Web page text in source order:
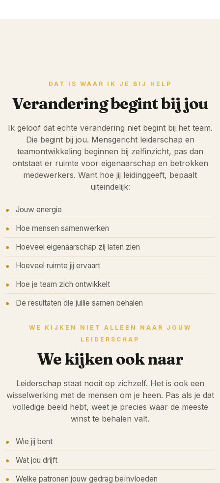
DAT IS WAAR IK JE BIJ HELP
Verandering begint bij jou
Ik geloof dat echte verandering niet begint bij het team.
Die begint bij jou. Mensgericht leiderschap en
teamontwikkeling beginnen bij zelfinzicht, pas dan
ontstaat er ruimte voor eigenaarschap en betrokken
medewerkers. Want hoe jij leidinggeeft, bepaalt
uiteindelijk:
Jouw energie
Hoe mensen samenwerken
Hoeveel eigenaarschap zij laten zien
Hoeveel ruimte jij ervaart
Hoe je team zich ontwikkelt
De resultaten die jullie samen behalen
WE KIJKEN NIET ALLEEN NAAR JOUW
LEIDERSCHAP
We kijken ook naar
Leiderschap staat nooit op zichzelf. Het is ook een
wisselwerking met de mensen om je heen. Pas als je dat
volledige beeld hebt, weet je precies waar de meeste
winst te behalen valt.
Wie jij bent
Wat jou drijft
Welke patronen jouw gedrag beïnvloeden